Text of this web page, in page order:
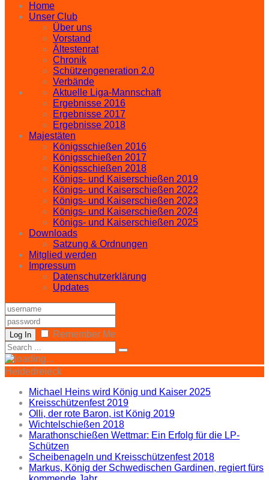
Home
Unser Club
Über uns
Vorstand
Ältestenrat
Chronik
Schützengeneration 2.0
Verbände
Aktuelle Liga-Mannschaft
Ergebnisse 2016
Ergebnisse 2017
Ergebnisse 2018
Majestäten
Königsschießen 2016
Königsschießen 2017
Königsschießen 2018
Königs- und Kaiserschießen 2019
Königs- und Kaiserschießen 2022
Königs- und Kaiserschießen 2023
Königs- und Kaiserschießen 2024
Königs- und Kaiserschießen 2025
Downloads
Satzung & Ordnungen
Mitglied werden
Impressum
Datenschutzerklärung
Updates
Log In Remember Me
Heidedreieck
Michael Heins wird König und Kaiser 2025
Kreisschützenfest 2019
Olli, der rote Baron, ist König 2019
Wichtelschießen 2018
Marathonschießen Wettmar: Ein Erfolg für die LP-
Schützen
Scheibenageln und Kreisschützenfest 2018
Markus, König der Schwedischen Gardinen, regiert fürs